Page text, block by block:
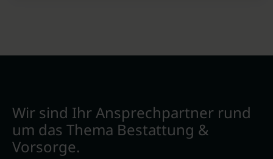
Wir sind Ihr Ansprechpartner rund
um das Thema Bestattung &
Vorsorge.